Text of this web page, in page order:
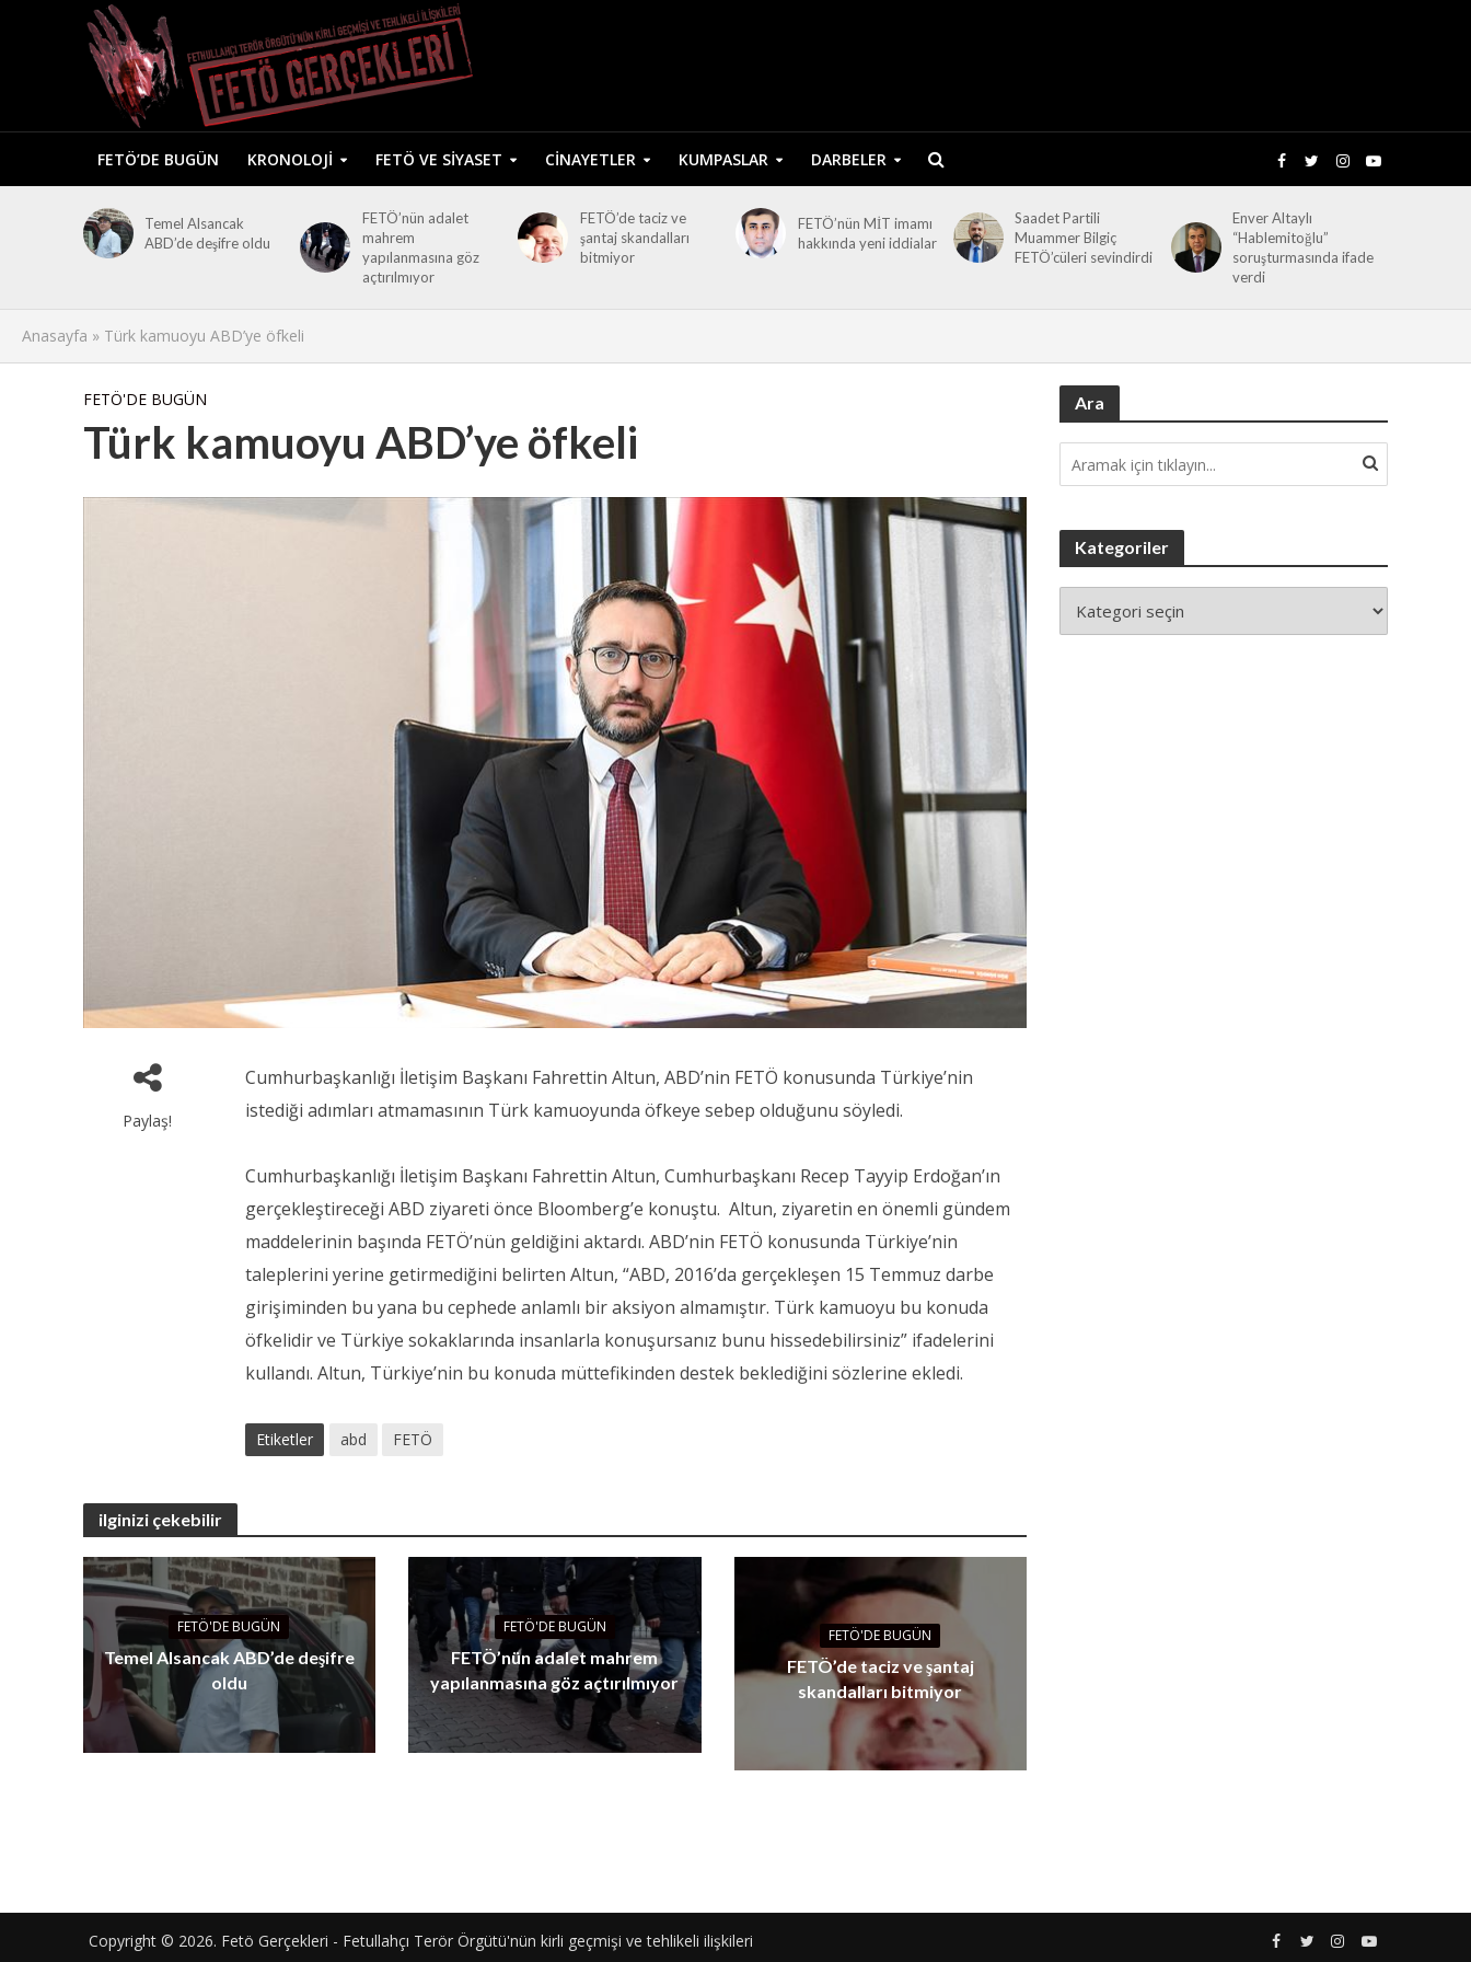
FETÖ’DE BUGÜN KRONOLOJI FETÖ VE SIYASET CINAYETLER KUMPASLAR DARBELER
Temel Alsancak
ABD’de deşifre oldu
FETÖ’nün adalet
mahrem
yapılanmasına göz
açtırılmıyor
FETÖ’de taciz ve
şantaj skandalları
bitmiyor
FETÖ’nün MİT imamı
hakkında yeni iddialar
Saadet Partili
Muammer Bilgiç
FETÖ’cüleri sevindirdi
Enver Altaylı
“Hablemitoğlu”
soruşturmasında ifade
verdi
Anasayfa » Türk kamuoyu ABD’ye öfkeli
FETÖ'DE BUGÜN
Türk kamuoyu ABD’ye öfkeli
Paylaş!
Cumhurbaşkanlığı İletişim Başkanı Fahrettin Altun, ABD’nin FETÖ konusunda Türkiye’nin
istediği adımları atmamasının Türk kamuoyunda öfkeye sebep olduğunu söyledi.
Cumhurbaşkanlığı İletişim Başkanı Fahrettin Altun, Cumhurbaşkanı Recep Tayyip Erdoğan’ın
gerçekleştireceği ABD ziyareti önce Bloomberg’e konuştu. Altun, ziyaretin en önemli gündem
maddelerinin başında FETÖ’nün geldiğini aktardı. ABD’nin FETÖ konusunda Türkiye’nin
taleplerini yerine getirmediğini belirten Altun, “ABD, 2016’da gerçekleşen 15 Temmuz darbe
girişiminden bu yana bu cephede anlamlı bir aksiyon almamıştır. Türk kamuoyu bu konuda
öfkelidir ve Türkiye sokaklarında insanlarla konuşursanız bunu hissedebilirsiniz” ifadelerini
kullandı. Altun, Türkiye’nin bu konuda müttefikinden destek beklediğini sözlerine ekledi.
Etiketler abd FETÖ
ilginizi çekebilir
FETÖ'DE BUGÜN
Temel Alsancak ABD’de deşifre
oldu
FETÖ'DE BUGÜN
FETÖ’nün adalet mahrem
yapılanmasına göz açtırılmıyor
FETÖ'DE BUGÜN
FETÖ’de taciz ve şantaj
skandalları bitmiyor
Ara
Kategoriler
Copyright © 2026. Fetö Gerçekleri - Fetullahçı Terör Örgütü'nün kirli geçmişi ve tehlikeli ilişkileri